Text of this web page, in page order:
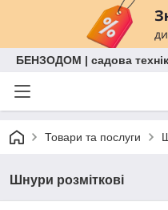
БЕНЗОДОМ | садова
Товари та послуги
Шнури розміткові